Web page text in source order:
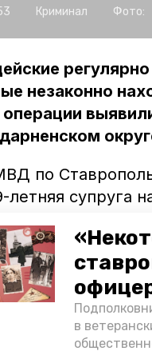
в
Криминал Фото:
незаконно
операции
по
летняя супруга
в этом
дела о